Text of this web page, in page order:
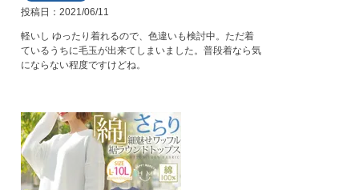
投稿日 2021/06/11
軽いし ゆったり着れるので、色違いも検討中。ただ着
ているうちに毛玉が出来てしまいました。普段着なら気
にならない程度ですけどね。